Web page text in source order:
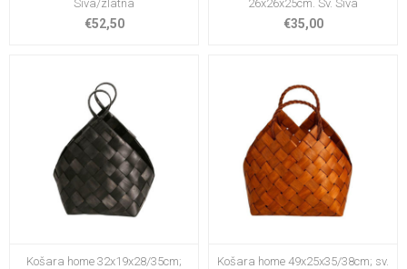
Siva/zlatna
€52,50
26x26x25cm. Sv. Siva
€35,00
Košara home 32x19x28/35cm;
Košara home 49x25x35/38cm; sv.